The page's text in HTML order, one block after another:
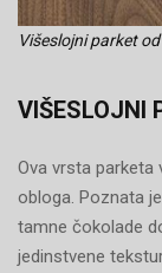
Višeslojni parket
VIŠESLOJNI
Ova vrsta parketa
obloga. Poznata
tamne čokolade
jedinstvene